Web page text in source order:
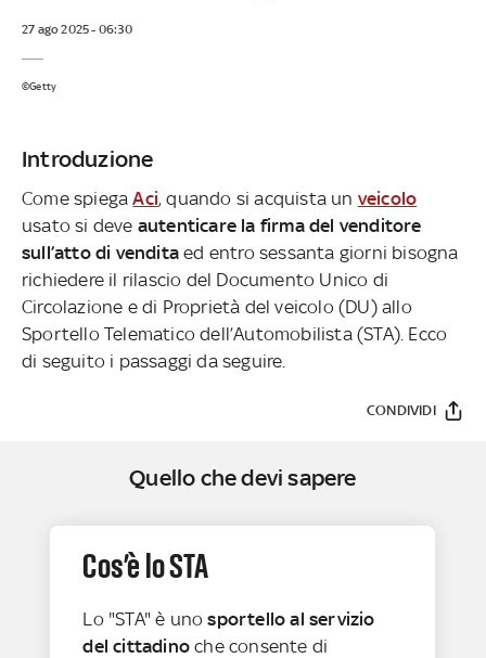
27 ago 2025 - 06:30
©Getty
Introduzione
Come spiegaAci, quando si acquista un veicolo
usato si deve autenticare la firma del venditore
sull’atto di venditaed entro sessanta giorni bisogna
richiedere il rilascio del Documento Unico di
Circolazione e di Proprietà del veicolo (DU) allo
Sportello Telematico dell’Automobilista (STA). Ecco
di seguito i passaggi da seguire.
CONDIVIDI
Quello che devi sapere
Cos’è lo STA
Lo "STA" è unosportello al servizio
del cittadino che consente di